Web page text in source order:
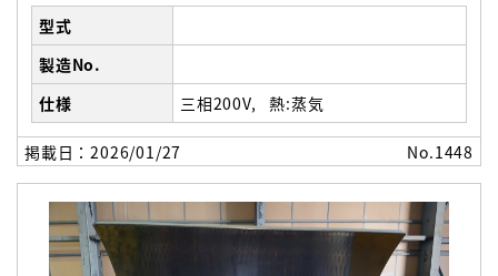
型式
製造No.
仕様
三相200V 熱:蒸気
掲載日：2026/01/27 No.1448